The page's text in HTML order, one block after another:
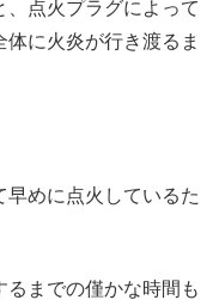
点火プラグによって
に火炎が行き渡るま
めに点火しているた
までの僅かな時間も